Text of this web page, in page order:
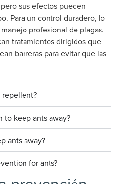
sus efectos pueden
Para un control duradero, lo
profesional de plagas.
tratamientos dirigidos que
barreras para evitar que las
repellent?
to keep ants away?
ants away?
for ants?